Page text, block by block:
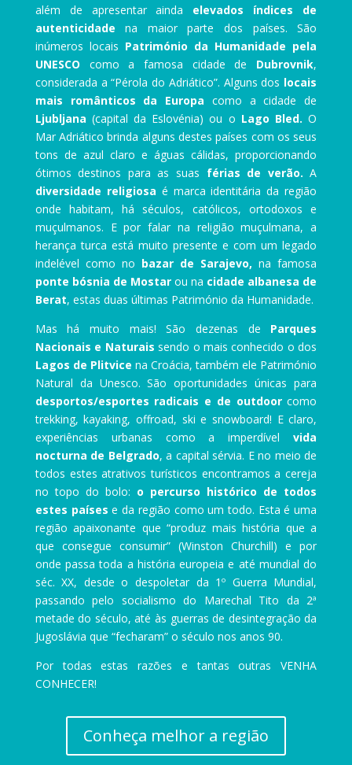
além de apresentar ainda elevados índices de
autenticidade na maior parte dos países. São
inúmeros locais Património da Humanidade pela
UNESCO como a famosa cidade de Dubrovnik,
considerada a “Pérola do Adriático”. Alguns dos locais
mais românticos da Europa como a cidade de
Ljubljana (capital da Eslovénia) ou o Lago Bled.O
Mar Adriático brinda alguns destes países com os seus
tons de azul claro e águas cálidas, proporcionando
ótimos destinos para as suas férias de verão.A
diversidade religiosa é marca identitária da região
onde habitam, há séculos, católicos, ortodoxos e
muçulmanos. E por falar na religião muçulmana, a
herança turca está muito presente e com um legado
indelével como no bazar de Sarajevo,na famosa
ponte bósnia de Mostar ou na cidade albanesa de
Berat, estas duas últimas Património da Humanidade.
Mas há muito mais! São dezenas de Parques
Nacionais e Naturais sendo o mais conhecido o dos
Lagos de Plitvice na Croácia, também ele Património
Natural da Unesco. São oportunidades únicas para
desportos/esportes radicais e de outdoorcomo
trekking, kayaking, offroad, ski e snowboard! E claro,
experiências urbanas como a imperdívelvida
nocturna de Belgrado, a capital sérvia. E no meio de
todos estes atrativos turísticos encontramos a cereja
no topo do bolo: o percurso histórico de todos
estes países e da região como um todo. Esta é uma
região apaixonante que “produz mais história que a
que consegue consumir” (Winston Churchill) e por
onde passa toda a história europeia e até mundial do
séc. XX, desde o despoletar da 1º Guerra Mundial,
passando pelo socialismo do Marechal Tito da 2ª
metade do século, até às guerras de desintegração da
Jugoslávia que “fecharam” o século nos anos 90.
Por todas estas razões e tantas outras VENHA
CONHECER!
Conheça melhor a região